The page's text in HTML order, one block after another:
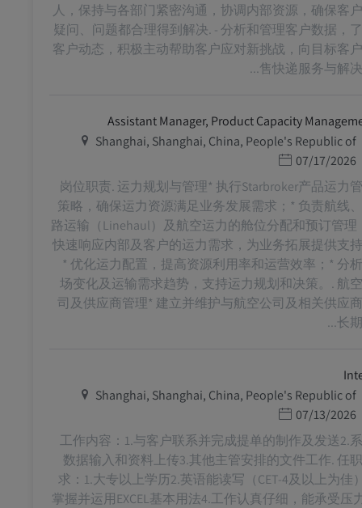
人，保持与各部门紧密沟通，协调内部资源，确保客
疑问、问题都合理得到解决. - 分析和管理客户数据，
客户动态，积极主动帮助客户应对新挑战，向目标客
售快递服务与解决
Assistant Manager, Product Capacity
מיקום
Shanghai, Shanghai, China, People's Republic of
תאריך פרסום
07/17/2026
岗位职责. 运力规划与管理* 执行Starbroker产品运力
策略，确保运力资源满足业务发展需求；* 负责航线
路运输（Linehaul）及航空运力的舱位分配和预订管理
快速响应内部及客户的运力需求，为业务拓展提供支
* 优化运力配置，提高资源利用率和运营效率；* 分
场变化及运输需求趋势，支持运力规划和决策。. 航
司及供应商管理* 建立并维护与航空公司及相关供应
长期
מיקום
Shanghai, Shanghai, China, People's Republic of
תאריך פרסום
07/13/2026
工作内容：1.与客户联系并完成提单的制作及发送2.
数据输入和资料上传3.其他主管安排的文件工作. 任
求：1.大专以上学历2.英语能读写（CET-4及以上为佳
掌握并运用EXCEL基本用法4.工作认真仔细，能承受压